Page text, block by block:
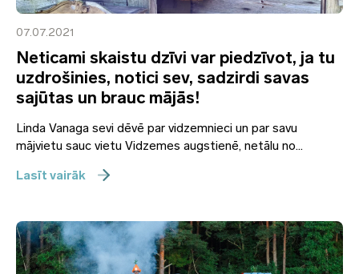
07.07.2021
Neticami skaistu dzīvi var piedzīvot, ja tu
uzdrošinies, notici sev, sadzirdi savas
sajūtas un brauc mājās!
Linda Vanaga sevi dēvē par vidzemnieci un par savu
mājvietu sauc vietu Vidzemes augstienē, netālu no...
Lasīt vairāk